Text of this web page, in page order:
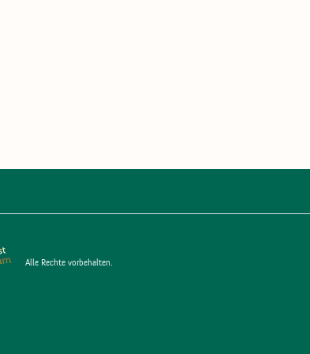
Alle Rechte vorbehalten.